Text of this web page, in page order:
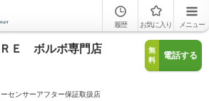
履歴 お気に入り メニュー
Ｅ ボルボ専門店
無
料
電話する
ーセンサーアフター保証取扱店